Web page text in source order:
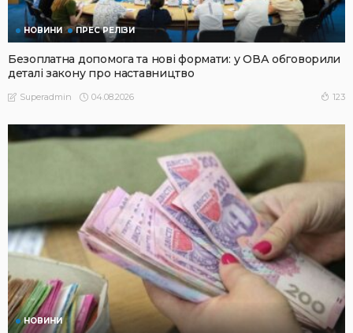
НОВИНИ ПРЕС РЕЛІЗИ
Безоплатна допомога та нові формати: у ОВА обговорили
деталі закону про наставництво
Superadmin 04.08.2026 123
НОВИНИ